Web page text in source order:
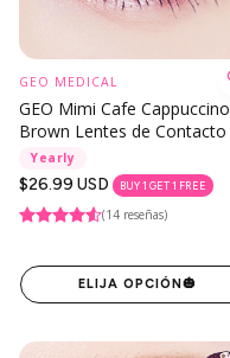
GEO MEDICAL
GEO Mimi Cafe Cappuccino
Brown Lentes de Contacto
Yearly
Precio
regular
$26.99 USD BUY 1 GET 1 FREE
(14 reseñas)
ELIJA OPCIÓN🎃